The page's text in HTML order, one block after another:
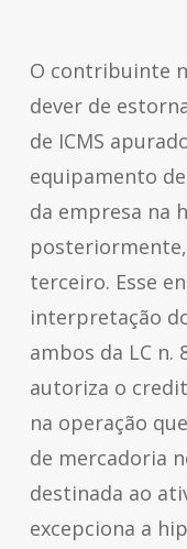
O contribuinte
dever de
de ICMS
equipamento
da empresa na
terceiro. Esse
interpretação
ambos da LC
autoriza o
na operação
de mercadoria
destinada ao
excepciona a